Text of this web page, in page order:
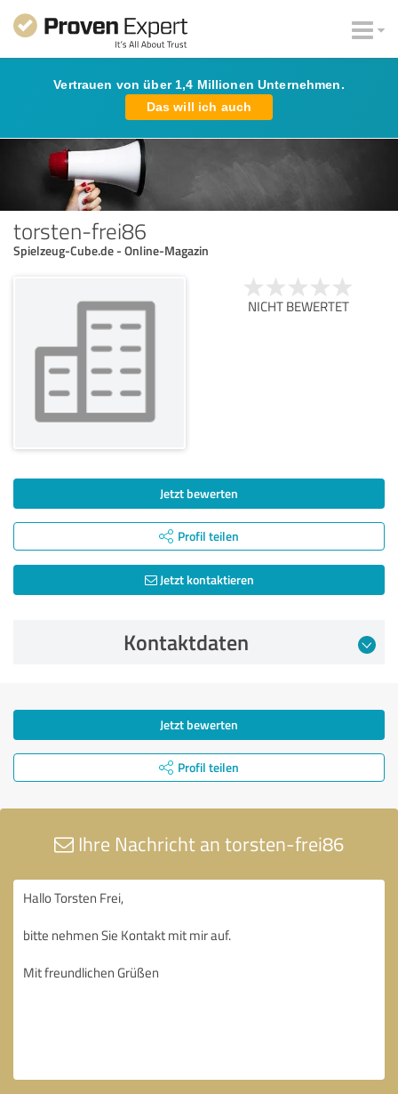
Vertrauen von über 1,4 Millionen Unternehmen.
Das will ich auch
torsten-frei86
Spielzeug-Cube.de - Online-Magazin
NICHT BEWERTET
Jetzt bewerten
Profil teilen
Jetzt kontaktieren
Kontaktdaten
Jetzt bewerten
Profil teilen
Ihre Nachricht an torsten-frei86